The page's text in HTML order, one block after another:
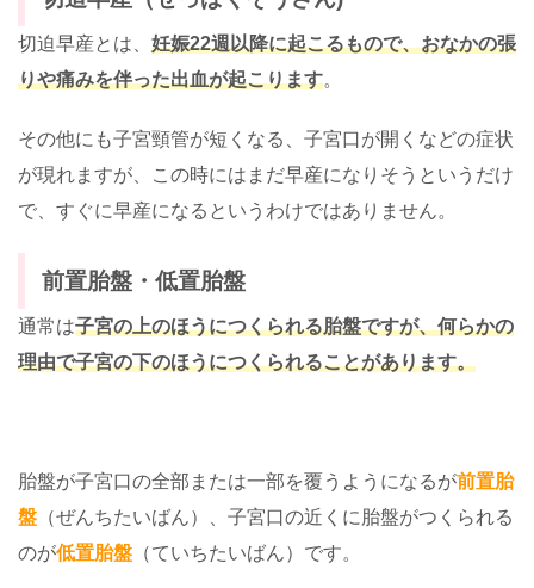
切迫早産とは、 妊娠22週以降に起こるもので、おなかの張
りや痛みを伴った出血が起こります。
その他にも子宮頸管が短くなる、子宮口が開くなどの症状
が現れますが、この時にはまだ早産になりそうというだけ
で、すぐに早産になるというわけではありません。
前置胎盤・低置胎盤
通常は子宮の上のほうにつくられる胎盤ですが、何らかの
理由で子宮の下のほうにつくられることがあります。
胎盤が子宮口の全部または一部を覆うようになるが前置胎
盤 （ぜんちたいばん）、子宮口の近くに胎盤がつくられる
のが低置胎盤 （ていちたいばん）です。